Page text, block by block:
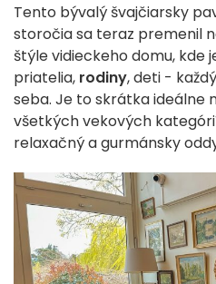
Tento bývalý švajčiarsky
storočia sa teraz premenil
štýle vidieckeho domu, kde
priatelia, rodiny, deti -
seba. Je to skrátka ideálne
všetkých vekových
relaxačný a gurmánsky